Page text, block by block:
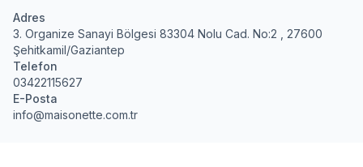
Adres
3. Organize Sanayi Bölgesi 83304 Nolu Cad. No:2 , 27600
Şehitkamil/Gaziantep
Telefon
03422115627
E-Posta
info@maisonette.com.tr